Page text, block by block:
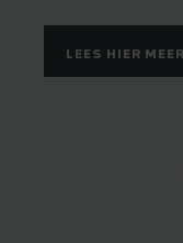
LEES HIER MEER